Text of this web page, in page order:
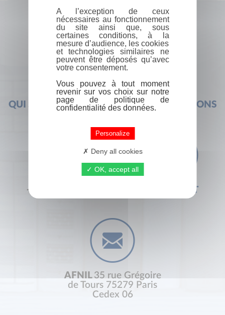
QUI SOMMES-NOUS ? FOIRE AUX QUESTIONS
+33 (0) 1 44 41 29 19 CONTACT
AFNIL 35 rue Grégoire
de Tours 75279 Paris
Cedex 06
A l’exception de ceux
nécessaires au fonctionnement
du site ainsi que, sous
certaines conditions, à la
mesure d’audience, les cookies
et technologies similaires ne
peuvent être déposés qu’avec
votre consentement.
Vous pouvez à tout moment
revenir sur vos choix sur notre
page de politique de
confidentialité des données.
Personalize
Deny all cookies
OK, accept all